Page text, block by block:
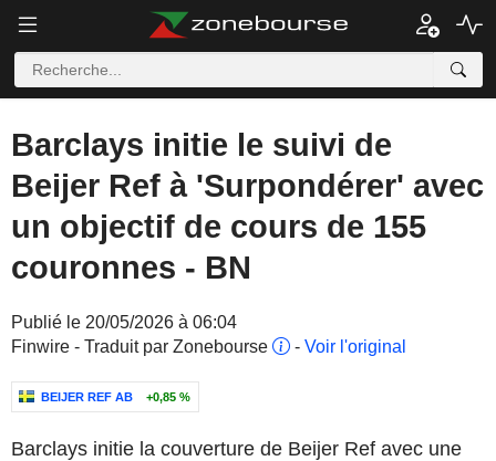
Barclays initie le suivi de
Beijer Ref à 'Surpondérer' avec
un objectif de cours de 155
couronnes - BN
Publié le 20/05/2026 à 06:04
Finwire - Traduit par Zonebourse
- Voir l'original
BEIJER REF AB +0,85 %
Barclays initie la couverture de Beijer Ref avec une